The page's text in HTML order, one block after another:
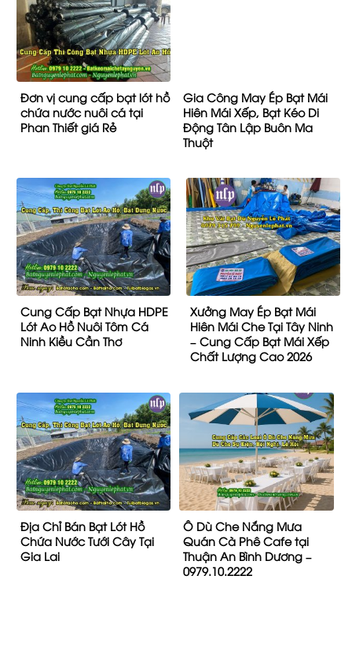
những sản phẩmbền đẹp, chắc chắn
Liên hệ ngay để nhận tư vấn miễn phí và báo giá chi
tiết về máy ép bạt!
Xem thêm: Thi Công Mái Xếp Lượn Sóng Xuân Lộc |Bạt
|Xưởng Gia Công Bạt Mái
5/5(1 Review)
Danh mục:BẠT CHE NẮNG MƯA CƠ KHÍ NỘI THẤT ,Thông Tin Công
Ty,TỔNG KHO BẠT ,Vải Bạt Dù Che Nắng Mưa.
Cung cấp bạt che nắng mưa ngoài trời , bạt kéo
Đơn vị cung cấp bạt lót hồ
chứa nước nuôi cá tại
Phan Thiết giá Rẻ
Gia Công May Ép Bạt Mái
Hiên Mái Xếp, Bạt Kéo Di
Động Tân Lập Buôn Ma
Thuột